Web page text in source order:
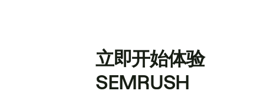
立即开始体验
SEMRUSH